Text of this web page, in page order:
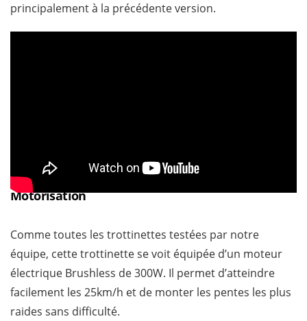
principalement à la précédente version.
Motorisation
Comme toutes les trottinettes testées par notre
équipe, cette trottinette se voit équipée d’un moteur
électrique Brushless de 300W. Il permet d’atteindre
facilement les 25km/h et de monter les pentes les plus
raides sans difficulté.